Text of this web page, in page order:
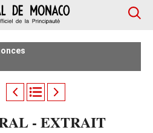
- EXTRAIT